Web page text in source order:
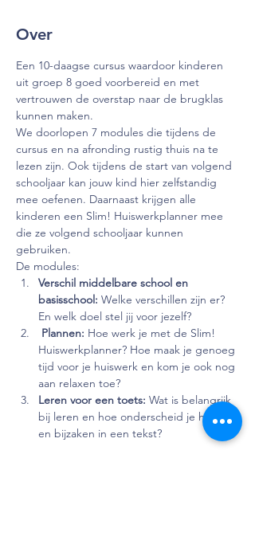
Over
Een 10-daagse cursus waardoor kinderen
uit groep 8 goed voorbereid en met
vertrouwen de overstap naar de brugklas
kunnen maken.
We doorlopen 7 modules die tijdens de
cursus en na afronding rustig thuis na te
lezen zijn. Ook tijdens de start van volgend
schooljaar kan jouw kind hier zelfstandig
mee oefenen. Daarnaast krijgen alle
kinderen een Slim! Huiswerkplanner mee
die ze volgend schooljaar kunnen
gebruiken.
De modules:
Verschil middelbare school en
basisschool: Welke verschillen zijn er?
En welk doel stel jij voor jezelf?
Plannen: Hoe werk je met de Slim!
Huiswerkplanner? Hoe maak je genoeg
tijd voor je huiswerk en kom je ook nog
aan relaxen toe?
Leren voor een toets: Wat is belangrijk
bij leren en hoe onderscheid je hoofd-
en bijzaken in een tekst?